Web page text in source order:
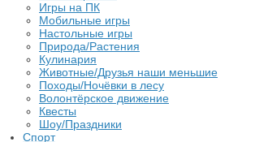
Игры на ПК
Мобильные игры
Настольные игры
Природа/Растения
Кулинария
Животные/Друзья наши меньшие
Походы/Ночёвки в лесу
Волонтёрское движение
Квесты
Шоу/Праздники
Спорт